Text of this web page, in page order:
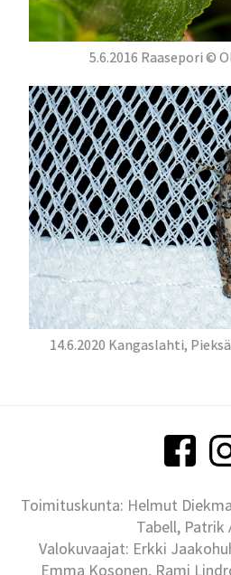
5.6.2016 Raasepori ©
14.6.2020 Kangaslahti,
Toimituskunta: Helmut
Tabell, Patrik
Valokuvaajat: Erkki
Emma Kosonen, Rami